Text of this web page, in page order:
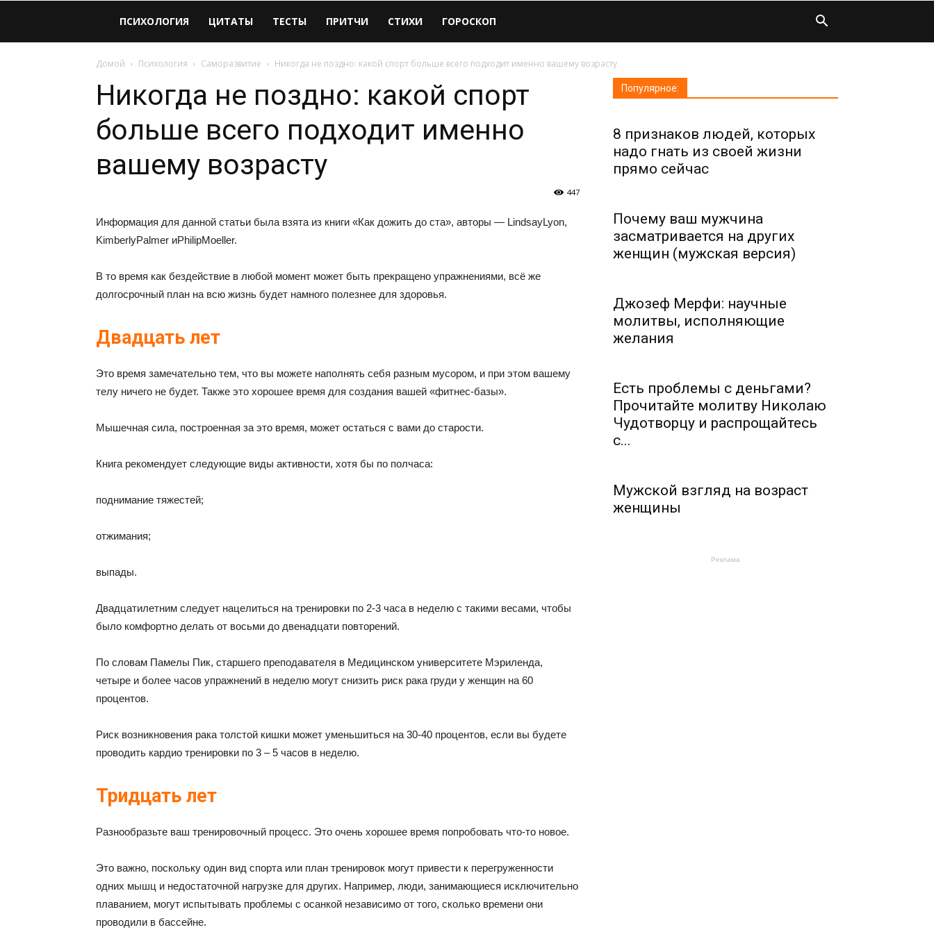
Виолайф
ПСИХОЛОГИЯ ЦИТАТЫ ТЕСТЫ ПРИТЧИ СТИХИ ГОРОСКОП
Домой Психология Саморазвитие Никогда не поздно: какой спорт больше всего подходит именно вашему возрасту
Никогда не поздно: какой спорт
больше всего подходит именно
вашему возрасту
447
Информация для данной статьи была взята из книги «Как дожить до ста», авторы — LindsayLyon,
KimberlyPalmer иPhilipMoeller.
В то время как бездействие в любой момент может быть прекращено упражнениями, всё же
долгосрочный план на всю жизнь будет намного полезнее для здоровья.
Двадцать лет
Это время замечательно тем, что вы можете наполнять себя разным мусором, и при этом вашему
телу ничего не будет. Также это хорошее время для создания вашей «фитнес-базы».
Мышечная сила, построенная за это время, может остаться с вами до старости.
Книга рекомендует следующие виды активности, хотя бы по полчаса:
поднимание тяжестей;
отжимания;
выпады.
Двадцатилетним следует нацелиться на тренировки по 2-3 часа в неделю с такими весами, чтобы
было комфортно делать от восьми до двенадцати повторений.
По словам Памелы Пик, старшего преподавателя в Медицинском университете Мэриленда,
четыре и более часов упражнений в неделю могут снизить риск рака груди у женщин на 60
процентов.
Риск возникновения рака толстой кишки может уменьшиться на 30-40 процентов, если вы будете
проводить кардио тренировки по 3 – 5 часов в неделю.
Тридцать лет
Разнообразьте ваш тренировочный процесс. Это очень хорошее время попробовать что-то новое.
Это важно, поскольку один вид спорта или план тренировок могут привести к перегруженности
одних мышц и недостаточной нагрузке для других. Например, люди, занимающиеся исключительно
плаванием, могут испытывать проблемы с осанкой независимо от того, сколько времени они
проводили в бассейне.
Популярное:
8 признаков людей, которых
надо гнать из своей жизни
прямо сейчас
Почему ваш мужчина
засматривается на других
женщин (мужская версия)
Джозеф Мерфи: научные
молитвы, исполняющие
желания
Есть проблемы с деньгами?
Прочитайте молитву Николаю
Чудотворцу и распрощайтесь
с...
Мужской взгляд на возраст
женщины
Реклама